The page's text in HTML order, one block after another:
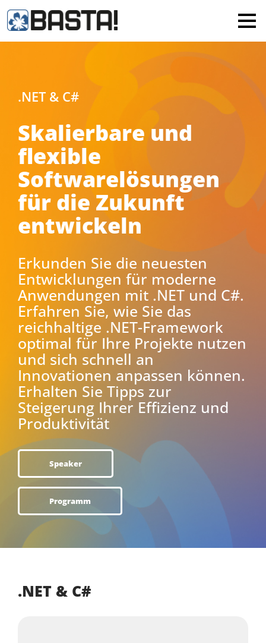
.NET & C#
Skalierbare und
flexible
Softwarelösungen
für die Zukunft
entwickeln
Erkunden Sie die neuesten
Entwicklungen für moderne
Anwendungen mit .NET und C#.
Erfahren Sie, wie Sie das
reichhaltige .NET-Framework
optimal für Ihre Projekte nutzen
und sich schnell an
Innovationen anpassen können.
Erhalten Sie Tipps zur
Steigerung Ihrer Effizienz und
Produktivität
Speaker
Programm
.NET & C#
×
MAINZ
Alle